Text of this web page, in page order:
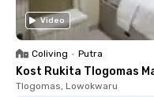
Video
Coliving • Putra
Kost Rukita Tlogomas
Tlogomas, Lowokwaru